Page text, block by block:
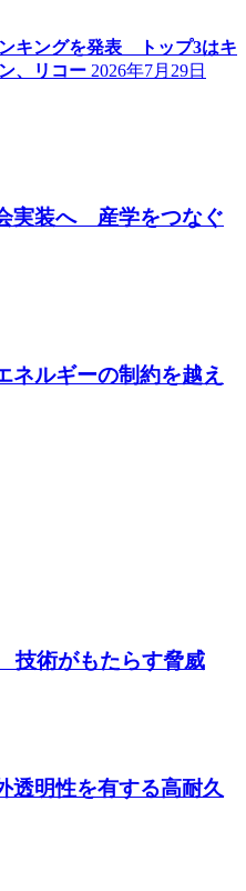
キングを発表 トップ3はキ
、リコー 2026年7月29日
実装へ 産学をつなぐ
ネルギーの制約を越え
技術がもたらす脅威
透明性を有する高耐久